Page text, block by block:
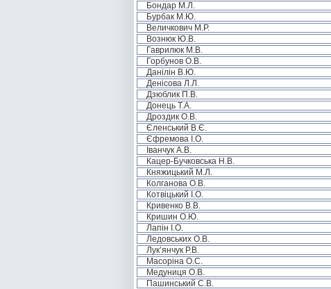
Бондар М.Л.
Бурбак М.Ю.
Величкович М.Р.
Вознюк Ю.В.
Гаврилюк М.В.
Горбунов О.В.
Данілін В.Ю.
Денісова Л.Л.
Дзюблик П.В.
Донець Т.А.
Дроздик О.В.
Єленський В.Є.
Єфремова І.О.
Іванчук А.В.
Кацер-Бучковська Н.В.
Княжицький М.Л.
Колганова О.В.
Котвіцький І.О.
Кривенко В.В.
Кришин О.Ю.
Лапін І.О.
Ледовських О.В.
Лук’янчук Р.В.
Масоріна О.С.
Медуниця О.В.
Пашинський С.В.